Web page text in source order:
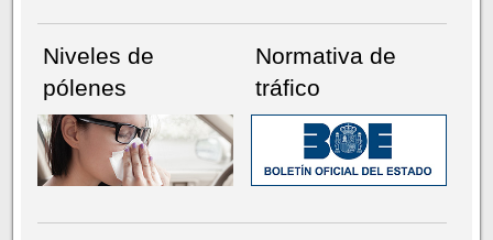
Niveles de
pólenes
Normativa de
tráfico